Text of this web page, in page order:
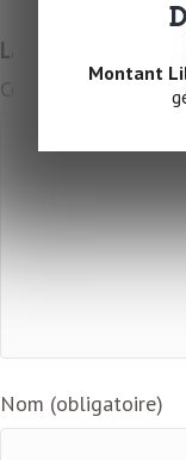
Laissez un
Commentaire
Nom (obligatoire)
Montant